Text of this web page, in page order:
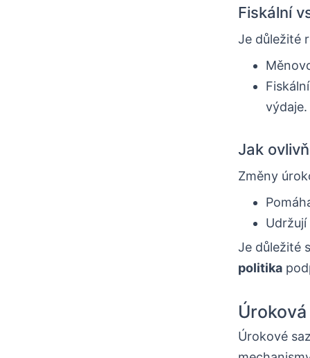
Fiskální
Je důležité
výdaje.
Jak
Změny
Je důležité
politika
Úrokové